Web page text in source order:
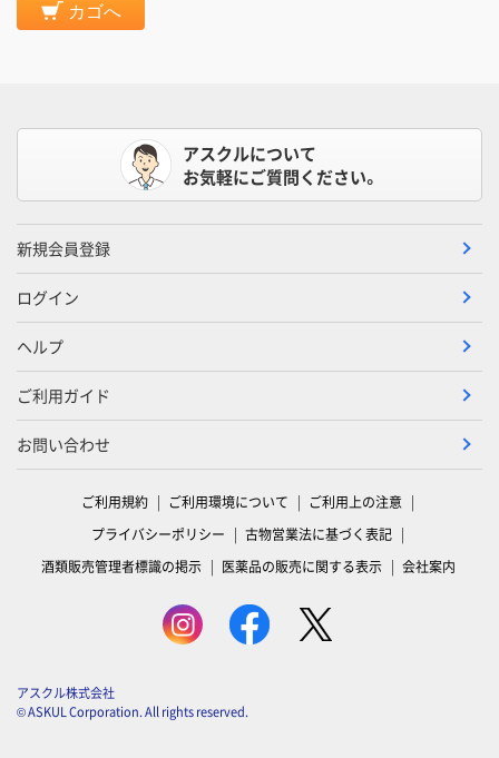
カゴへ
アスクルについて
お気軽にご質問ください。
新規会員登録
ログイン
ヘルプ
ご利用ガイド
お問い合わせ
ご利用規約 ご利用環境について
ご利用上の注意
プライバシーポリシー
古物営業法に基づく表記
酒類販売管理者標識の掲示
医薬品の販売に関する表示 会社案内
アスクル株式会社
© ASKUL Corporation. All rights reserved.